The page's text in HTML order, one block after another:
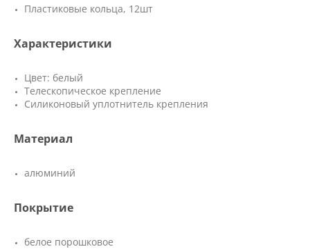
Пластиковые кольца, 12шт
Характеристики
Цвет: белый
Телескопическое крепление
Силиконовый уплотнитель крепления
Материал
алюминий
Покрытие
белое порошковое